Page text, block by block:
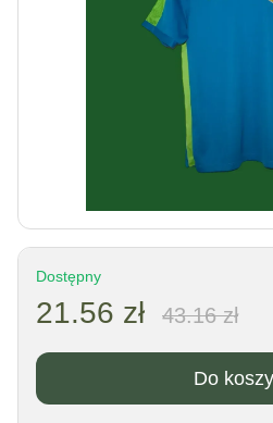
Dostępny
21.56 zł 43.16 zł
Do